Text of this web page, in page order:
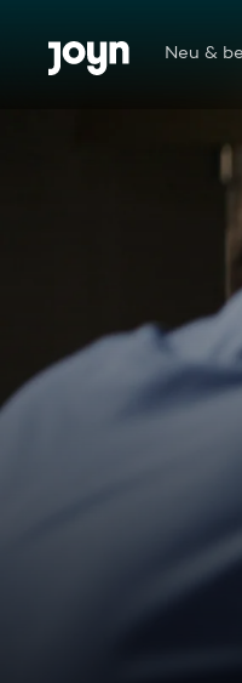
Zum Inhalt springen
Barrierefrei Neu &